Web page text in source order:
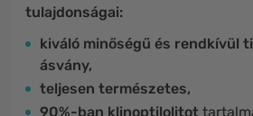
tulajdonságai:
kiváló minőségű és rendkívül
ásvány,
teljesen természetes,
90%-ban klinoptilolitot